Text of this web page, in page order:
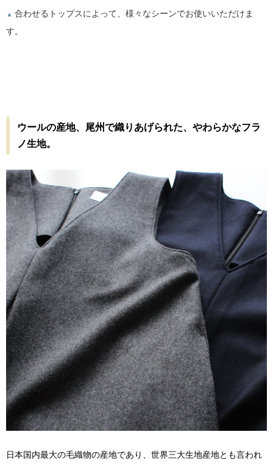
▲ 合わせるトップスによって、様々なシーンでお使いいただけま
す。
ウールの産地、尾州で織りあげられた、やわらかなフラ
ノ生地。
日本国内最大の毛織物の産地であり、世界三大生地産地とも言われ